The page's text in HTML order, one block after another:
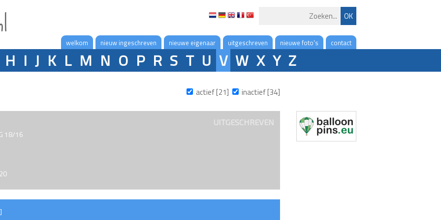
contact
nieuwe foto's
uitgeschreven
nieuwe eigenaar
nieuw ingeschreven
welkom
H I J K L M N O P R S T U V W X Y Z
actief [21] inactief [34]
UITGESCHREVEN
18/16